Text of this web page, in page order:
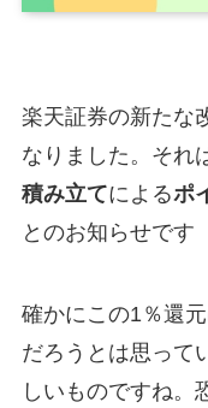
楽天証券の新たな
なりました。それ
積み立てによるポ
とのお知らせです
確かにこの1％還
だろうとは思って
しいものですね。